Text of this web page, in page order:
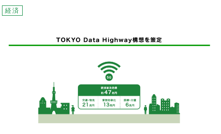
経済